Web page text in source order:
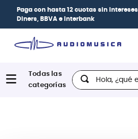
Paga con hasta 12 cuotas sin intereses
Diners, BBVA e Interbank
Hola, ¿qué